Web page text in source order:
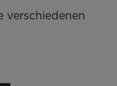
verschiedenen